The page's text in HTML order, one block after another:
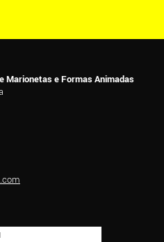
Marionetas e Formas Animadas